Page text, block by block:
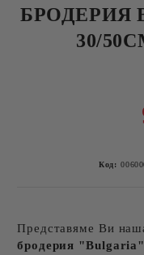
БРОДЕРИЯ
30/
Код:
Представяме Ви
бродерия "Bulgaria"